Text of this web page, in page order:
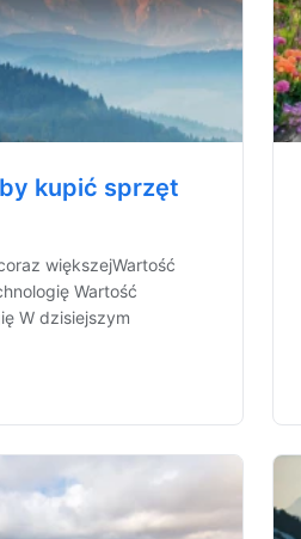
kupić sprzęt
większejWartość
Wartość
W dzisiejszym